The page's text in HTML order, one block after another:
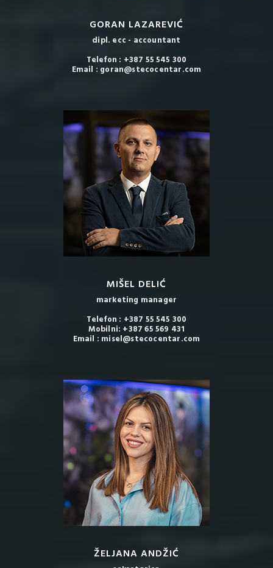
GORAN LAZAREVIĆ
dipl. ecc - accountant
Telefon : +387 55 545 300
Email : goran@stecocentar.com
MIŠEL DELIĆ
marketing manager
Telefon : +387 55 545 300
Mobilni: +387 65 569 431
Email : misel@stecocentar.com
ŽELJANA ANDŽIĆ